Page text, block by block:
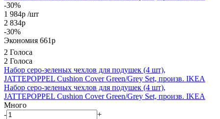
-30%
1 984р /шт
2 834р
-30%
Экономия 661р
2 Голоса
2 Голоса
Набор серо-зеленых чехлов для подушек (4 шт),
JATTEPOPPEL Cushion Cover Green/Grey Set, произв. IKEA
Набор серо-зеленых чехлов для подушек (4 шт),
JATTEPOPPEL Cushion Cover Green/Grey Set, произв. IKEA
Много
-
+